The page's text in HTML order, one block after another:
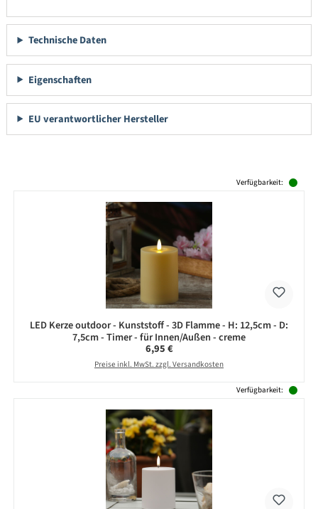
Technische Daten
Eigenschaften
EU verantwortlicher Hersteller
Verfügbarkeit:
LED Kerze outdoor - Kunststoff - 3D Flamme - H: 12,5cm - D:
7,5cm - Timer - für Innen/Außen - creme
Regulärer Preis:
6,95 €
Preise inkl. MwSt. zzgl. Versandkosten
Verfügbarkeit: